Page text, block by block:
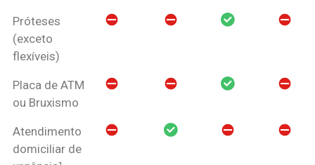
Próteses
(exceto
flexíveis)
Placa de ATM
ou Bruxismo
Atendimento
domiciliar de